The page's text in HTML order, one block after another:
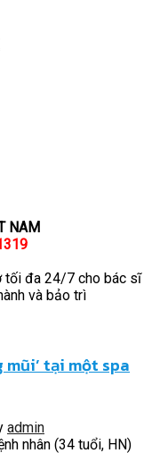
NAM
tối đa 24/7 cho bác sĩ
và bảo trì
tại một spa
admin
nhân (34 tuổi, HN)